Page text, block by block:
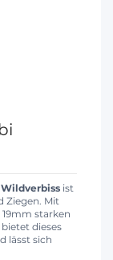
Wildverbiss ist
Ziegen. Mit
starken
dieses
lässt sich